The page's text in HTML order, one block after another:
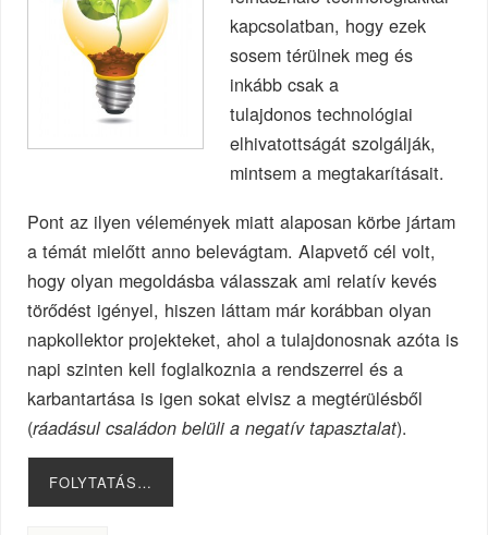
kapcsolatban, hogy ezek
sosem térülnek meg és
inkább csak a
tulajdonos technológiai
elhivatottságát szolgálják,
mintsem a megtakarításait.
Pont az ilyen vélemények miatt alaposan körbe jártam
a témát mielőtt anno belevágtam. Alapvető cél volt,
hogy olyan megoldásba válasszak ami relatív kevés
törődést igényel, hiszen láttam már korábban olyan
napkollektor projekteket, ahol a tulajdonosnak azóta is
napi szinten kell foglalkoznia a rendszerrel és a
karbantartása is igen sokat elvisz a megtérülésből
(ráadásul családon belüli a negatív tapasztalat).
FOLYTATÁS…